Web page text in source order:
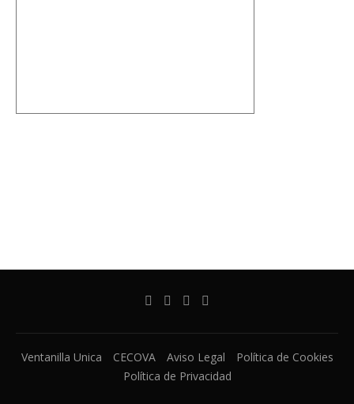
Ventanilla Unica CECOVA Aviso Legal
Política de Cookies
Política de Privacidad